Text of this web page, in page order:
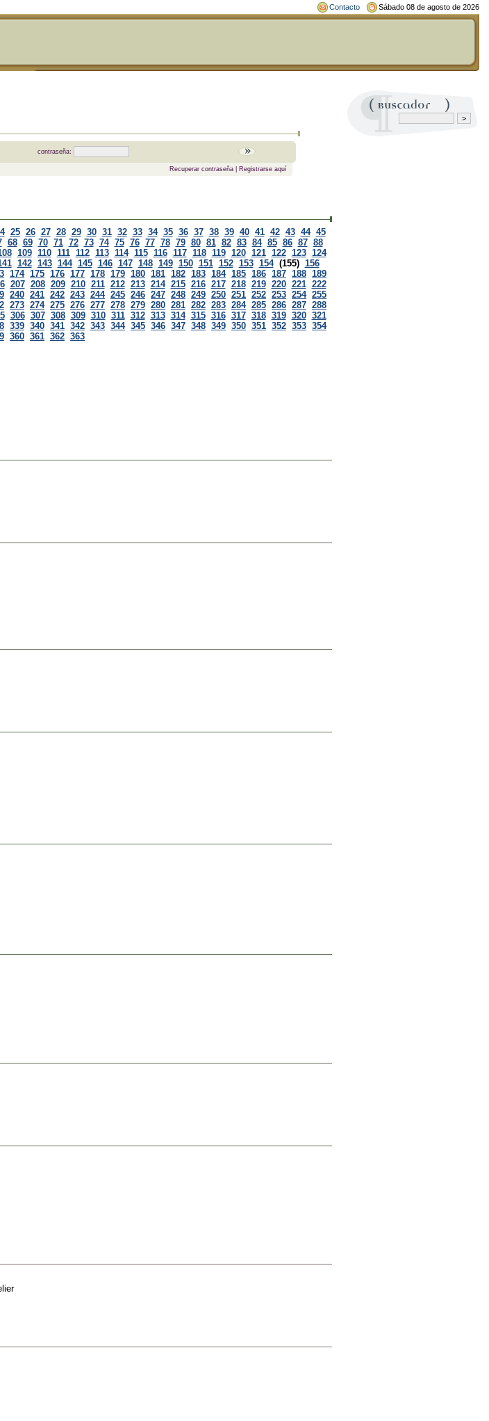
Contacto Sábado 08 de agosto de 2026
contraseña:
Recuperar contraseña| Registrarse aquí
25 26 27 28 29 30 31 32 33 34 35 36 37 38 39 40 41 42 43 44 45
68 69 70 71 72 73 74 75 76 77 78 79 80 81 82 83 84 85 86 87 88
109 110 111 112 113 114 115 116 117 118 119 120 121 122 123 124
142 143 144 145 146 147 148 149 150 151 152 153 154 (155) 156
174 175 176 177 178 179 180 181 182 183 184 185 186 187 188 189
207 208 209 210 211 212 213 214 215 216 217 218 219 220 221 222
240 241 242 243 244 245 246 247 248 249 250 251 252 253 254 255
273 274 275 276 277 278 279 280 281 282 283 284 285 286 287 288
306 307 308 309 310 311 312 313 314 315 316 317 318 319 320 321
339 340 341 342 343 344 345 346 347 348 349 350 351 352 353 354
360 361 362 363